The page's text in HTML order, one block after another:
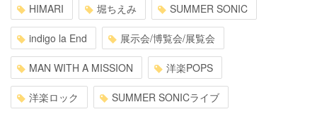
HIMARI 堀ちえみ SUMMER SONIC
indigo la End 展示会/博覧会/展覧会
MAN WITH A MISSION 洋楽POPS
洋楽ロック SUMMER SONICライブ